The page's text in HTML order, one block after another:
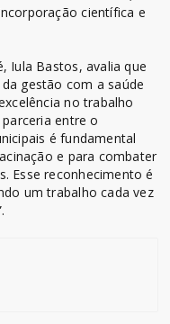
científica e
Iula Bastos, avalia que
gestão com a saúde
no trabalho
entre o
é fundamental
e para combater
Esse reconhecimento é
um trabalho cada vez